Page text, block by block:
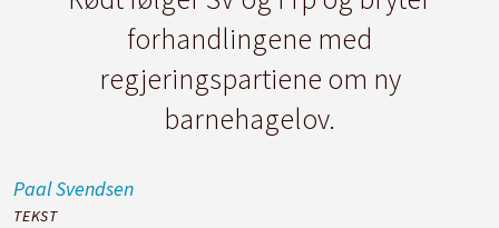
forhandlingene med
regjeringspartiene om ny
barnehagelov.
PaalSvendsen
TEKST